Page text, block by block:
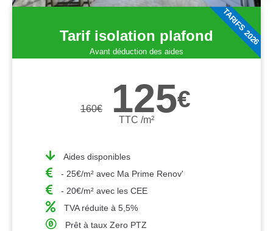
Tarif isolation plafond
Avant déduction des aides
160€ 125€
TTC /m²
Aides disponibles
- 25€/m² avec Ma Prime Renov'
- 20€/m² avec les CEE
TVA réduite à 5,5%
Prêt à taux Zero PTZ
TARIFS 2026